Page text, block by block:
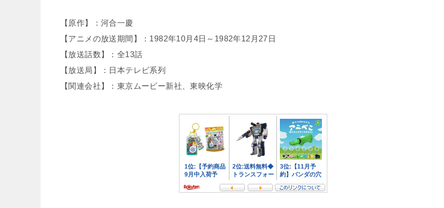
【原作】：河合一慶
【アニメの放送期間】：1982年10月4日～1982年12月27日
【放送話数】：全13話
【放送局】：日本テレビ系列
【関連会社】：東京ムービー新社、東映化学